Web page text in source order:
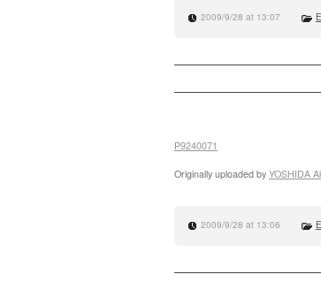
2009/9/28 at 13:07
P9240071
Originally uploaded by YOSHIDA
2009/9/28 at 13:06